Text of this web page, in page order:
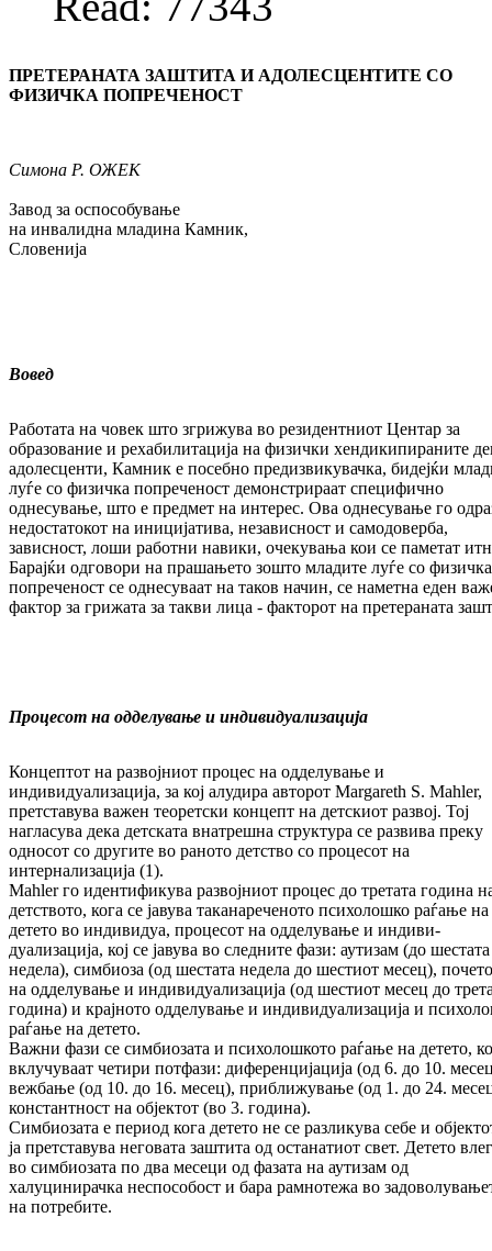
ПРЕТЕРАНАТА ЗАШТИТА И АДОЛЕСЦЕН­ТИТЕ СО
ФИЗИЧКА ПОПРЕЧЕНОСТ
Симона Р. ОЖЕК
Завод за оспособување
на инвалидна младина Камник,
Словенија
Вовед
Работата на човек што згрижува во резиден­тни­от Центар за
образование и рехабилитација на физички хендикипираните
адолесценти, Камник е посебно предизвикувачка, бидејќи
луѓе со физичка попреченост демон­стри­­раат специфично
однесување, што е пред­мет на интерес. Ова однесување го
не­дос­татокот на иницијатива, независност и са­мо­до­верба,
зависност, лоши работни навики, оче­ку­вања кои се паметат
Барајќи одговори на прашањето зошто младите луѓе со физичка
попреченост се однесуваат на таков начин, се наметна еден
фактор за грижата за такви лица - факторот на претера­на­та
Процесот на одделување и индивидуализација
Концептот на развојниот процес на одделување и
индивидуализација, за кој алудира авторот Margareth S. Mahler,
претставува важен тео­рет­ски концепт на детскиот развој. Тој
нагласува дека детската внатрешна структура се развива преку
односот со другите во раното детство со процесот на
интернализација (1).
Mahler го идентификува развојниот процес до тре­­тата година
детството, кога се јавува та­ка­­нареченото психолошко раѓање на
детето во индивидуа, процесот на одделување и инди­ви­
дуализација, кој се јавува во следните фази: аутизам (до шестата
недела), симбиоза (од шес­тата недела до шестиот месец),
на од­де­лување и индивидуализација (од шестиот месец до
година) и крајното одделу­ва­ње и индивидуализација и
раѓање на детето.
Важни фази се симбиозата и психолошкото ра­ѓање на детето,
вклучуваат четири потфази: диференцијација (од 6. до 10.
вежбање (од 10. до 16. месец), приближување (од 1. до 24.
константност на објектот (во 3. го­ди­на).
Симбиозата е период кога детето не се разли­кува себе и
ја претставува неговата заштита од останатиот свет. Детето
во симбиозата по два месеци од фазата на аутизам од
халуцинирачка неспособост и бара рамно­те­жа во
на потребите.